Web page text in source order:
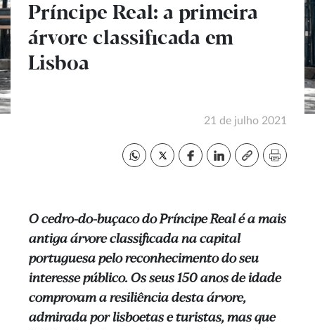
Príncipe Real: a primeira
árvore classificada em
Lisboa
21 de julho 2021
O cedro-do-buçaco do Príncipe Real é a mais
antiga árvore classificada na capital
portuguesa pelo reconhecimento do seu
interesse público. Os seus 150 anos de idade
comprovam a resiliência desta árvore,
admirada por lisboetas e turistas, mas que